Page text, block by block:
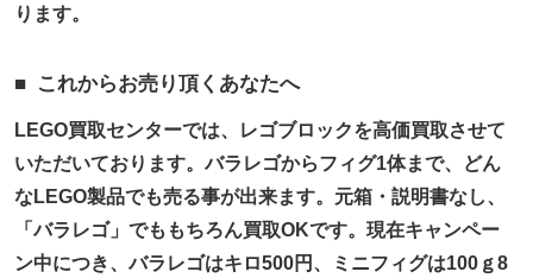
ります。
これからお売り頂くあなたへ
LEGO買取センターでは、レゴブロックを高価買取させて
いただいております。バラレゴからフィグ1体まで、どん
なLEGO製品でも売る事が出来ます。元箱・説明書なし、
「バラレゴ」でももちろん買取OKです。現在キャンペー
ン中につき、バラレゴはキロ500円、ミニフィグは100ｇ8